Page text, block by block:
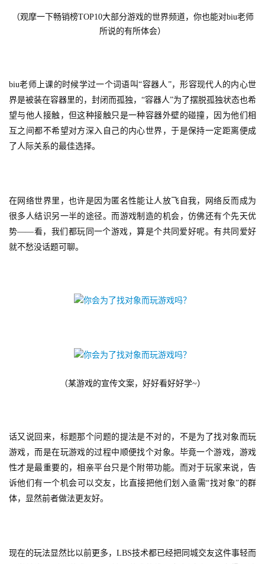
5
金
茶
奖
3
0
中
文
(
（观摩一下畅销榜TOP10大部分游戏的世界频道，你也能对biu老师
所说的有所体会）
biu老师上课的时候学过一个词语叫“容器人”，形容现代人的内心世
界是被装在容器里的，封闭而孤独，“容器人”为了摆脱孤独状态也希
望与他人接触，但这种接触只是一种容器外壁的碰撞，因为他们相
互之间都不希望对方深入自己的内心世界，于是保持一定距离便成
了人际关系的最佳选择。
在网络世界里，也许是因为匿名性能让人放飞自我，网络反而成为
很多人结识另一半的途径。而游戏制造的机会，仿佛还有个先天优
势——看，我们都玩同一个游戏，算是个共同爱好呢。有共同爱好
就不愁没话题可聊。
（某游戏的宣传文案，好好看好好学~）
话又说回来，标题那个问题的提法是不对的，不是为了找对象而玩
游戏，而是在玩游戏的过程中顺便找个对象。毕竟一个游戏，游戏
性才是最重要的，相亲平台只是个附带功能。而对于玩家来说，告
诉他们有一个机会可以交友，比直接把他们划入亟需“找对象”的群
体，显然前者做法更友好。
现在的玩法显然比以前更多，LBS技术都已经把同城交友这件事轻而